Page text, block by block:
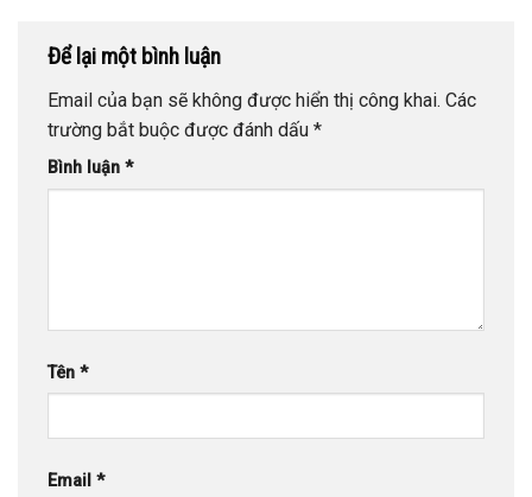
Để lại một bình luận
Email của bạn sẽ không được hiển thị công khai. Các
trường bắt buộc được đánh dấu *
Bình luận *
Tên *
Email *